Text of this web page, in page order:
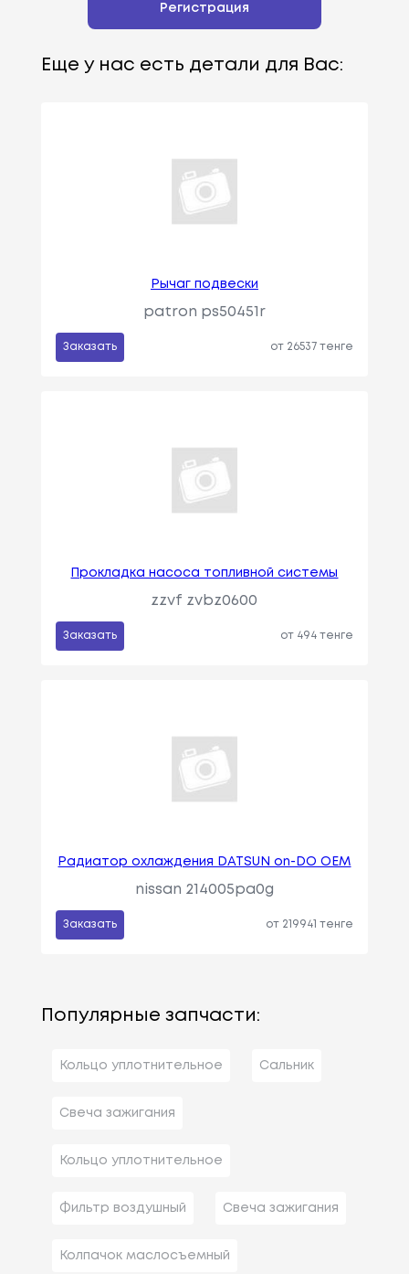
Регистрация
Еще у нас есть детали для Вас:
Рычаг подвески
patron ps50451r
Заказать от 26537 тенге
Прокладка насоса топливной системы
zzvf zvbz0600
Заказать от 494 тенге
Радиатор охлаждения DATSUN on-DO OEM
nissan 214005pa0g
Заказать от 219941 тенге
Популярные запчасти:
Кольцо уплотнительное Сальник
Свеча зажигания
Кольцо уплотнительное
Фильтр воздушный Свеча зажигания
Колпачок маслосъемный